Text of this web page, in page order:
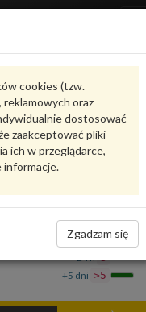
cookies (tzw.
oraz
dostosować
zaakceptować pliki
ich w przeglądarce,
informacje.
Zgadzam się
Dostępność
Wrocław 0
+24 h 8
+5 dni >5